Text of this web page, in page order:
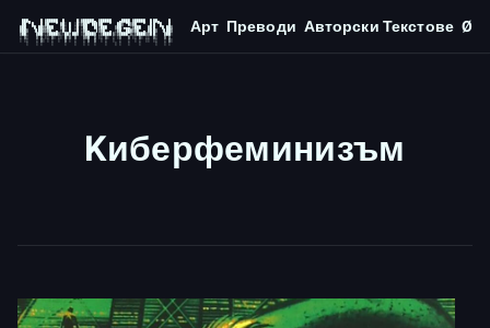
███▄    █ ▓█████  █     █░▓█████▄ ▓█████   ▄████ ▓█████  ███▄    █
██ ▀█   █ ▓█   ▀ ▓█░ █ ░█░▒██▀ ██▌▓█   ▀  ██▒ ▀█▒▓█   ▀  ██ ▀█   █
▓██  ▀█ ██▒▒███   ▒█░ █ ░█ ░██   █▌▒███   ▒██░▄▄▄░▒███   ▓██  ▀█ ██▒
▓██▒  ▐▌██▒▒▓█  ▄ ░█░ █ ░█ ░▓█▄   ▌▒▓█  ▄ ░▓█  ██▓▒▓█  ▄ ▓██▒  ▐▌██▒
▒██░   ▓██░░▒████▒░░██▒██▓ ░▒████▓ ░▒████▒░▒▓███▀▒░▒████▒▒██░   ▓██░
░ ▒░   ▒ ▒ ░░ ▒░ ░░ ▓░▒ ▒   ▒▒▓  ▒ ░░ ▒░ ░ ░▒   ▒ ░░ ▒░ ░░ ▒░   ▒ ▒
░ ░░   ░ ▒░ ░ ░  ░  ▒ ░ ░   ░ ▒  ▒  ░ ░  ░  ░   ░  ░ ░  ░░ ░░   ░ ▒░
Арт Преводи Авторски Текстове Ø
Kиберфеминизъм